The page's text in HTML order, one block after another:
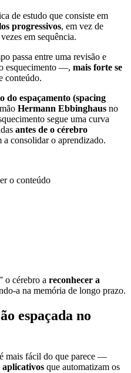
de estudo que consiste em
progressivos, em vez de
em sequência.
passa entre uma revisão e
esquecimento —, mais forte se
conteúdo.
do espaçamento (spacing
Hermann Ebbinghaus no
segue uma curva
antes de o cérebro
a consolidar o aprendizado.
o conteúdo
o cérebro a reconhecer a
a na memória de longo prazo.
espaçada no
mais fácil do que parece —
que automatizam os